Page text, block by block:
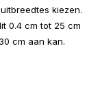
kiezen.
0.4 cm tot 25 cm
cm aan kan.